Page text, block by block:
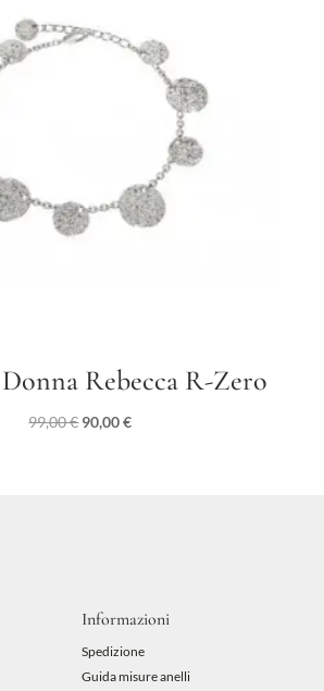
Rebecca R-Zero
99,00€ Il
90,00€Il
Informazioni
Spedizione
Guida misure anelli